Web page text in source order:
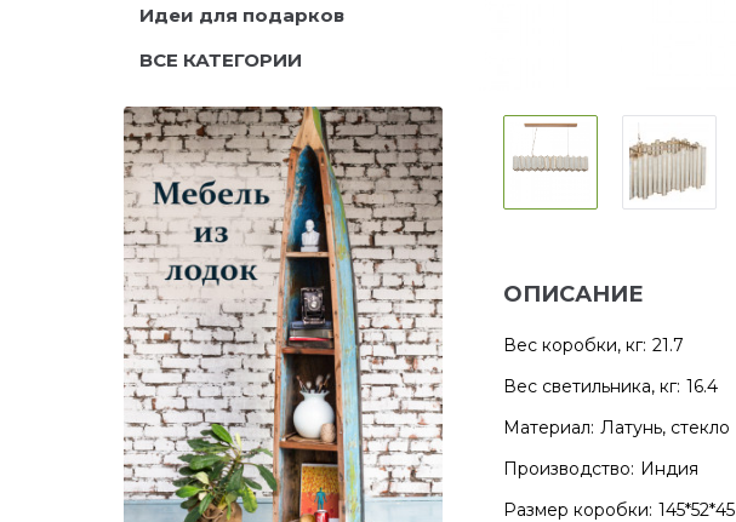
Идеи для подарков
ВСЕ КАТЕГОРИИ
ОПИСАНИЕ
Вес коробки, кг: 21.7
Вес светильника, кг: 16.4
Материал: Латунь, стекло
Производство: Индия
Размер коробки: 145*52*45